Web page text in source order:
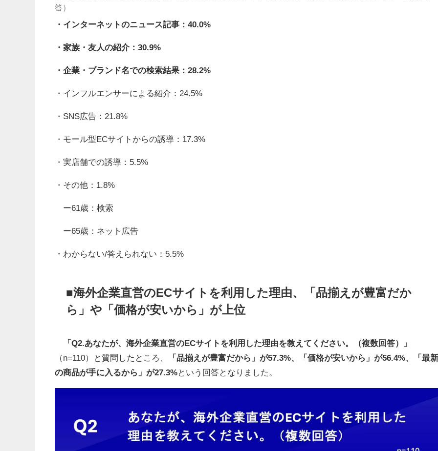
答）
・インターネットのニュース記事：40.0%
・家族・友人の紹介：30.9%
・企業・ブランド名での検索結果：28.2%
・インフルエンサーによる紹介：24.5%
・SNS広告：21.8%
・モール型ECサイトからの誘導：17.3%
・実店舗での誘導：5.5%
・その他：1.8%
ー61歳：検索
ー65歳：ネット広告
・わからない/答えられない：5.5%
■海外企業直営のECサイトを利用した理由、「品揃えが豊富だか
ら」や「価格が安いから」が上位
「Q2.あなたが、海外企業直営のECサイトを利用した理由を教えてください。（複数回答）」
（n=110）と質問したところ、
「品揃えが豊富だから」が57.3%、「価格が安いから」が56.4%、「最新
の商品が手に入るから」が27.3%という回答となりました。